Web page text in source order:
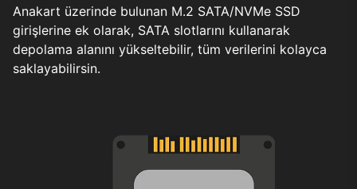
Anakart üzerinde bulunan M.2 SATA/NVMe SSD
girişlerine ek olarak, SATA slotlarını kullanarak
depolama alanını yükseltebilir, tüm verilerini kolayca
saklayabilirsin.